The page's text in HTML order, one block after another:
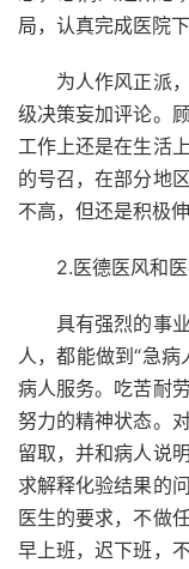
局，认真完成医院
为人作风正派，
级决策妄加评论。
工作上还是在生活
的号召，在部分地
不高，但还是积极
2.医德医风和医
具有强烈的事业
人，都能做到“急
病人服务。吃苦耐
努力的精神状态。
留取，并和病人说
求解释化验结果的
医生的要求，不做
早上班，迟下班，